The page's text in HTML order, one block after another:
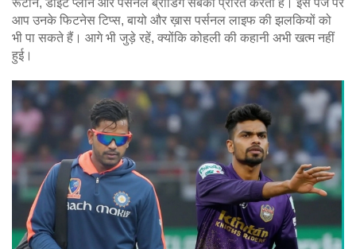
रूटीन, डाइट प्लान और पर्सनल ब्रांडिंग सबको प्रेरित करती है। इस पेज पर
आप उनके फिटनेस टिप्स, बायो और ख़ास पर्सनल लाइफ की झलकियों को
भी पा सकते हैं। आगे भी जुड़े रहें, क्योंकि कोहली की कहानी अभी खत्म नहीं
हुई।